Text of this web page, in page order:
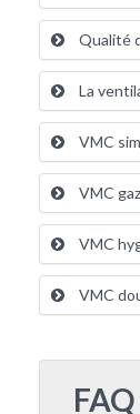
Qualité
La
VMC
VMC gaz
VMC
VMC
FAQ